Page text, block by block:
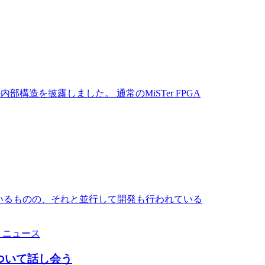
部構造を披露しました。 通常のMiSTer FPGA
るものの、それと並行して開発も行われている
ニュース
て話し会う